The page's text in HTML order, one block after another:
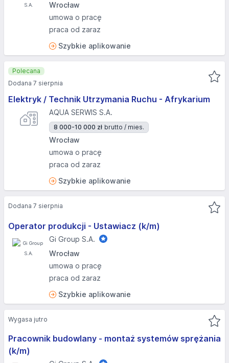
Wrocław
umowa o pracę
praca od zaraz
Szybkie aplikowanie
Elektryk / Technik Utrzymania Ruchu - Afrykarium
AQUA SERWIS S.A.
8 000-10 000 zł brutto / mies.
Wrocław
umowa o pracę
praca od zaraz
Szybkie aplikowanie
Polecana
Dodana 7 sierpnia
Operator produkcji - Ustawiacz (k/m)
Gi Group S.A.
Wrocław
umowa o pracę
praca od zaraz
Szybkie aplikowanie
Dodana 7 sierpnia
Pracownik budowlany - montaż systemów sprężania
(k/m)
Wygasa jutro